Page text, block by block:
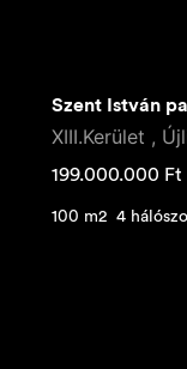
Szent István
XIII.Kerület ,
199.000.000 Ft
100 m2 4